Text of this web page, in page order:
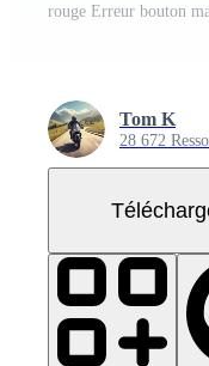
Tom K
28 672